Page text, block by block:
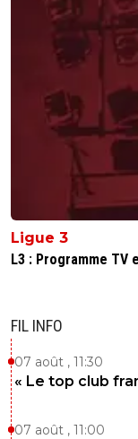
Ligue 3
L3 : Programme
FIL INFO
07 août , 11:30
« Le top club
07 août , 11:00